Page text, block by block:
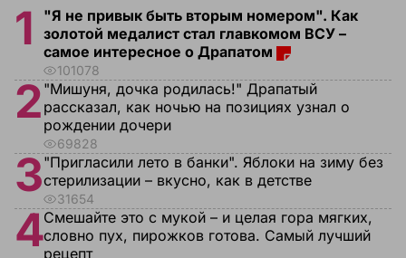
1
"Я не привык быть вторым номером". Как
золотой медалист стал главкомом ВСУ –
самое интересное о Драпатом
101078
2 "Мишуня, дочка родилась!" Драпатый
рассказал, как ночью на позициях узнал о
рождении дочери
69828
3"Пригласили лето в банки". Яблоки на зиму без
стерилизации – вкусно, как в детстве
31654
4Смешайте это с мукой – и целая гора мягких,
словно пух, пирожков готова. Самый лучший
рецепт